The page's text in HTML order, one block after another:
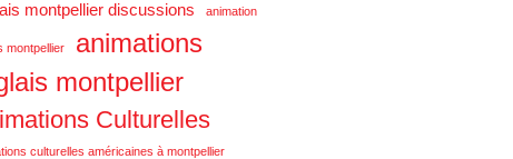
montpellier discussions animation
montpellier
animations
montpellier
Culturelles
culturelles américaines à montpellier